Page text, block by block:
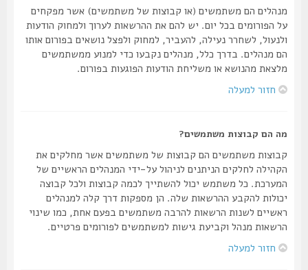
מנהלים הם משתמשים (או קבוצות של משתמשים) אשר מפקחים
על הפורומים בכל יום. יש להם את ההרשאות לערוך ולמחוק הודעות
ולנעול, לשחרר נעילה, להעביר, למחוק ולפצל נושאים בפורום אותו
הם מנהלים. בדרך כלל, מנהלים נקבעו כדי למנוע ממשתמשים
מלצאת מהנושא או משליחת הודעות הפוגעות בפורום.
חזור למעלה
מה הם קבוצות משתמשים?
קבוצות משתמשים הם קבוצות של משתמשים אשר מחלקים את
הקהילה לחלקים הניתנים לניהול על-ידי המנהלים הראשיים של
המערכת. כל משתמש יכול להשתייך לכמה קבוצות ולכל קבוצה
יכולות להקבע ההרשאות שלה. הן מספקות דרך קלה למנהלים
ראשיים לשנות הרשאות להרבה משתמשים בפעם אחת, כמו שינוי
הרשאות מנהל וקביעת גישות למשתמשים לפורומים פרטיים.
חזור למעלה